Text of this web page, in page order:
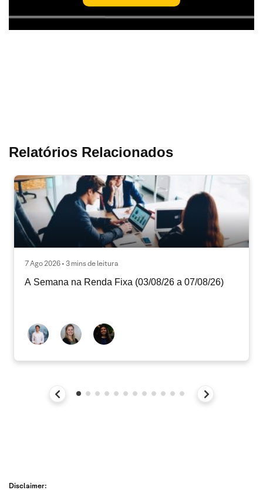
Relatórios Relacionados
7 Ago 2026 • 3 mins de leitura
A Semana na Renda Fixa (03/08/26 a 07/08/26)
Disclaimer: